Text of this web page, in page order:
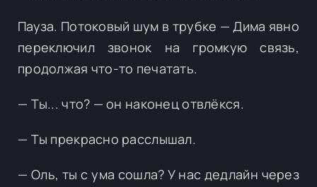
Пауза. Потоковый шум в трубке — Дима явно
переключил звонок на громкую связь,
продолжая что-то печатать.
— Ты... что? — он наконец отвлёкся.
— Ты прекрасно расслышал.
— Оль, ты с ума сошла? У нас дедлайн через